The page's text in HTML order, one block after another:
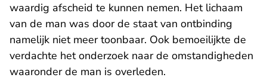
waardig afscheid te kunnen nemen. Het lichaam
van de man was door de staat van ontbinding
namelijk niet meer toonbaar. Ook bemoeilijkte de
verdachte het onderzoek naar de omstandigheden
waaronder de man is overleden.